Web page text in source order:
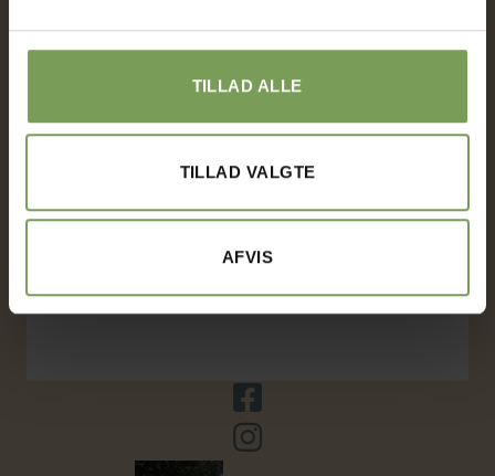
TILLAD ALLE
TILLAD VALGTE
AFVIS
her finder du vores gratis opskrifter, vejledninger og
uldbutik.dk-strik med kirsten og Louise